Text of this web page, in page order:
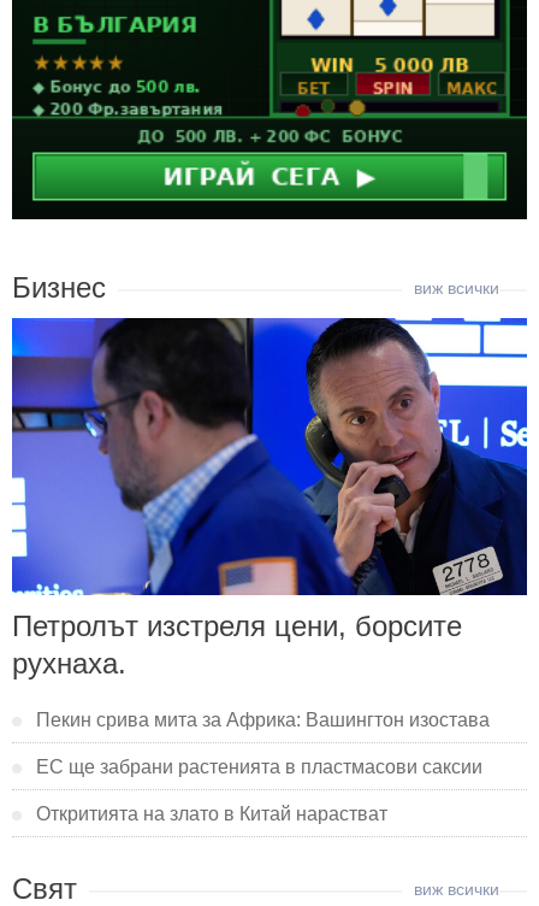
Бизнес
Петролът изстреля цени, борсите
рухнаха.
Пекин срива мита за Африка: Вашингтон изостава
ЕС ще забрани растенията в пластмасови саксии
Откритията на злато в Китай нарастват
Свят